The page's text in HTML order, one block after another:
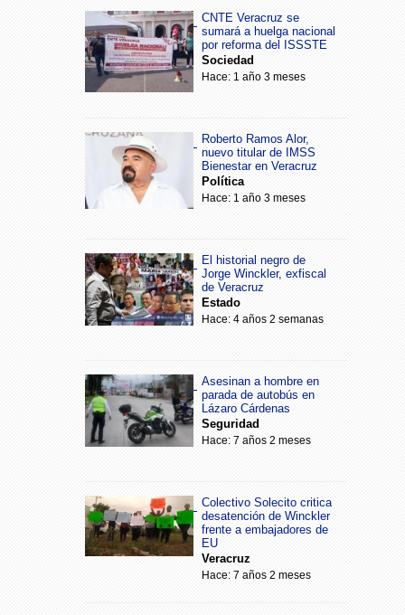
CNTE Veracruz se
sumará a huelga nacional
por reforma del ISSSTE
Sociedad
Hace: 1 año 3 meses
Roberto Ramos Alor,
nuevo titular de IMSS
Bienestar en Veracruz
Política
Hace: 1 año 3 meses
El historial negro de
Jorge Winckler, exfiscal
de Veracruz
Estado
Hace: 4 años 2 semanas
Asesinan a hombre en
parada de autobús en
Lázaro Cárdenas
Seguridad
Hace: 7 años 2 meses
Colectivo Solecito critica
desatención de Winckler
frente a embajadores de
EU
Veracruz
Hace: 7 años 2 meses